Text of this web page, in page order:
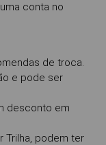
conta no
de troca.
e pode ser
desconto em
Trilha, podem ter